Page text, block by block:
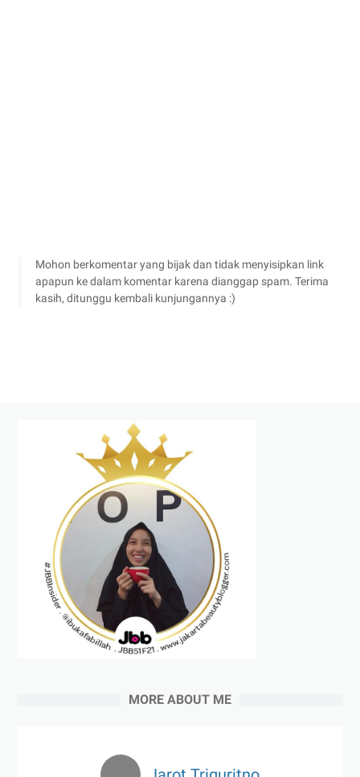
Mohon berkomentar yang bijak dan tidak menyisipkan link
apapun ke dalam komentar karena dianggap spam. Terima
kasih, ditunggu kembali kunjungannya :)
MORE ABOUT ME